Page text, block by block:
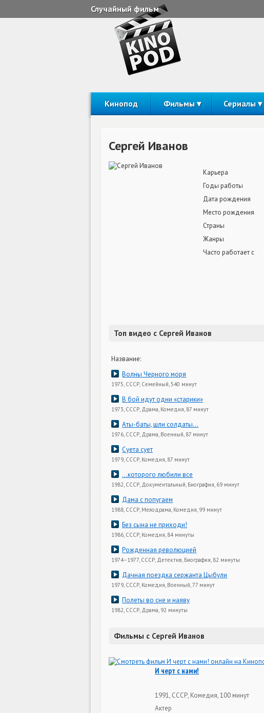
Случайный фильм
Кинопод Фильмы Сериалы
Сергей Иванов
Карьера
Годы работы
Дата рождения
Место рождения
Страны
Жанры
Часто работает с
Топ видео с Сергей Иванов
Название:
Волны Черного моря
1975, СССР, Семейный, 540 минут
В бой идут одни «старики»
1973, СССР, Драма, Комедия, 87 минут
Аты-баты, шли солдаты...
1976, СССР, Драма, Военный, 87 минут
Суета сует
1979, СССР, Комедия, 87 минут
...которого любили все
1982, СССР, Документальный, Биография, 69 минут
Дама с попугаем
1988, СССР, Мелодрама, Комедия, 99 минут
Без сына не приходи!
1986, СССР, Комедия, 84 минуты
Рожденная революцией
1974–1977, СССР, Детектив, Биография, 82 минуты
Дачная поездка сержанта Цыбули
1979, СССР, Комедия, Военный, 77 минут
Полеты во сне и наяву
1982, СССР, Драма, 92 минуты
Фильмы с Сергей Иванов
И черт с нами!
1991, СССР, Комедия, 100 минут
Актер